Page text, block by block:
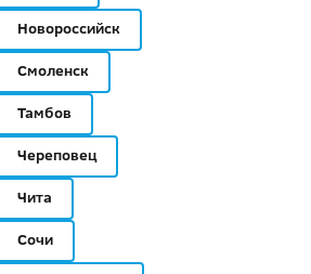
Новороссийск
Смоленск
Тамбов
Череповец
Чита
Сочи